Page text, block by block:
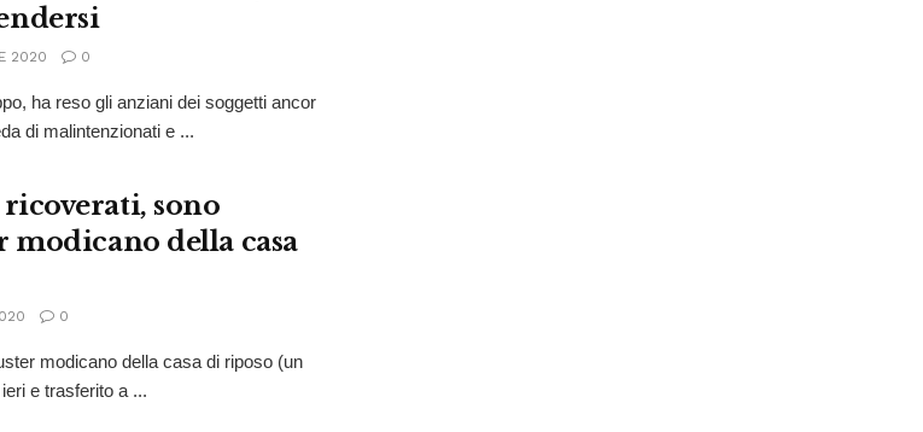
2020 0
ha reso gli anziani dei soggetti ancor
di malintenzionati e ...
sono
modicano della casa
0
modicano della casa di riposo (un
e trasferito a ...